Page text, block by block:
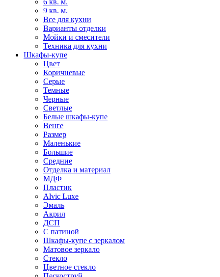
6 кв. м.
9 кв. м.
Все для кухни
Варианты отделки
Мойки и смесители
Техника для кухни
Шкафы-купе
Цвет
Коричневые
Серые
Темные
Черные
Светлые
Белые шкафы-купе
Венге
Размер
Маленькие
Большие
Средние
Отделка и материал
МДФ
Пластик
Alvic Luxe
Эмаль
Акрил
ДСП
С патиной
Шкафы-купе с зеркалом
Матовое зеркало
Стекло
Цветное стекло